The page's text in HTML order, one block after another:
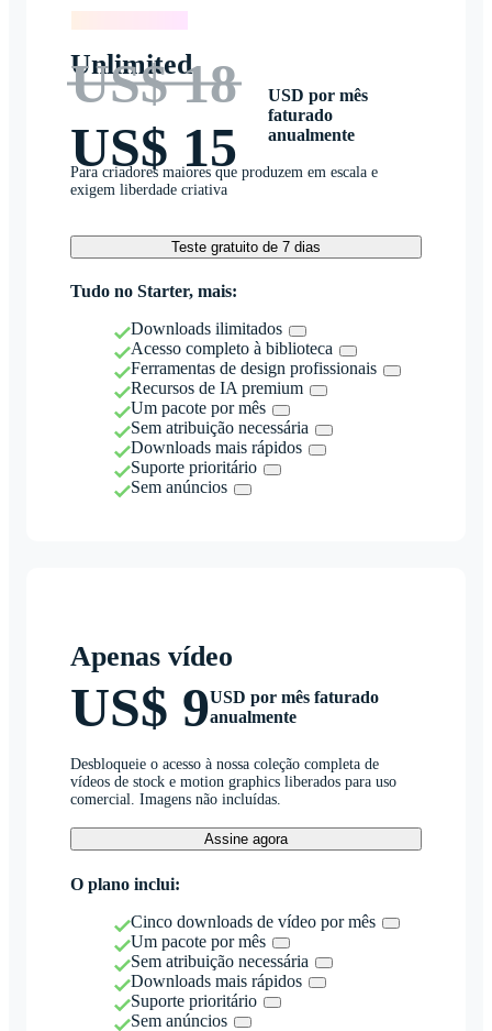
Unlimited
US$ 18
US$ 15
USD por mês
faturado
anualmente
Para criadores maiores que produzem em escala e
exigem liberdade criativa
Teste gratuito de 7 dias
Tudo no Starter, mais:
Downloads ilimitados
Acesso completo à biblioteca
Ferramentas de design profissionais
Recursos de IA premium
Um pacote por mês
Sem atribuição necessária
Downloads mais rápidos
Suporte prioritário
Sem anúncios
Apenas vídeo
US$ 9USD por mês faturado
anualmente
Desbloqueie o acesso à nossa coleção completa de
vídeos de stock e motion graphics liberados para uso
comercial. Imagens não incluídas.
Assine agora
O plano inclui:
Cinco downloads de vídeo por mês
Um pacote por mês
Sem atribuição necessária
Downloads mais rápidos
Suporte prioritário
Sem anúncios